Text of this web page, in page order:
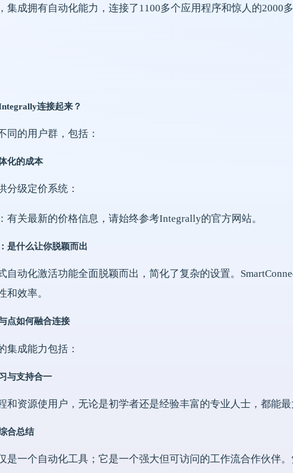
集成拥有自动化能力，连接了1100多个应用程序和惊人的2000
连接起来？
同的用户群，包括：
化的成本
分级定价系统：
有关最新的价格信息，请始终参考Integrally的官方网站。
是什么让你脱颖而出
自动化激活功能全面脱颖而出，简化了复杂的设置。
和效率。
点如何融合连接
集成能力包括：
与支持合一
和资源使用户，无论是初学者还是经验丰富的专业人士，都能最
合总结
是一个自动化工具；它是一个强大但可访问的工作流合作伙伴